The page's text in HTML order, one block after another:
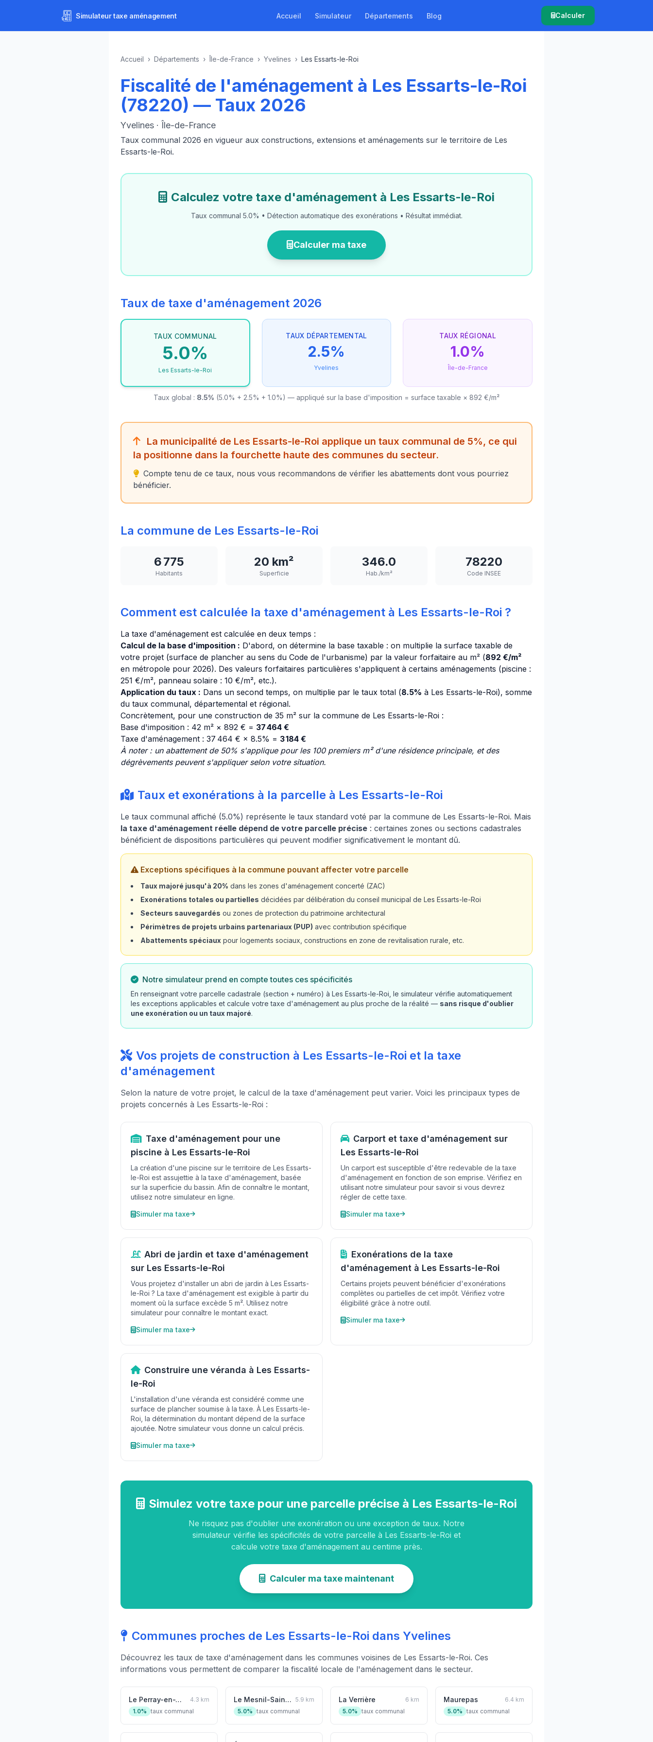
Simulateurtaxe aménagement Accueil Simulateur Départements Blog Calculer
Accueil › Départements › Île-de-France › Yvelines › Les Essarts-le-Roi
Fiscalité de l'aménagement à Les Essarts-le-Roi
(78220) — Taux 2026
Yvelines · Île-de-France
Taux communal 2026 en vigueur aux constructions, extensions et aménagements sur le territoire de Les
Essarts-le-Roi.
Calculez votre taxe d'aménagement à Les Essarts-le-Roi
Taux communal 5.0% • Détection automatique des exonérations • Résultat immédiat.
Calculer ma taxe
Taux de taxe d'aménagement 2026
TAUX COMMUNAL
5.0%
Les Essarts-le-Roi
TAUX DÉPARTEMENTAL
2.5%
Yvelines
TAUX RÉGIONAL
1.0%
Île-de-France
Taux global : 8.5% (5.0% + 2.5% + 1.0%) — appliqué sur la base d'imposition = surface taxable × 892 €/m²
La municipalité de Les Essarts-le-Roi applique un taux communal de 5%, ce qui
la positionne dans la fourchette haute des communes du secteur.
Compte tenu de ce taux, nous vous recommandons de vérifier les abattements dont vous pourriez
bénéficier.
La commune de Les Essarts-le-Roi
6 775
Habitants
20 km²
Superficie
346.0
Hab./km²
78220
Code INSEE
Comment est calculée la taxe d'aménagement à Les Essarts-le-Roi ?
La taxe d'aménagement est calculée en deux temps :
Calcul de la base d'imposition : D'abord, on détermine la base taxable : on multiplie la surface taxable de
votre projet (surface de plancher au sens du Code de l'urbanisme) par la valeur forfaitaire au m² (892 €/m²
en métropole pour 2026). Des valeurs forfaitaires particulières s'appliquent à certains aménagements (piscine :
251 €/m², panneau solaire : 10 €/m², etc.).
Application du taux : Dans un second temps, on multiplie par le taux total (8.5% à Les Essarts-le-Roi), somme
du taux communal, départemental et régional.
Concrètement, pour une construction de 35 m² sur la commune de Les Essarts-le-Roi :
Base d'imposition : 42 m² × 892 € = 37 464 €
Taxe d'aménagement : 37 464 € × 8.5% = 3 184 €
À noter : un abattement de 50% s'applique pour les 100 premiers m² d'une résidence principale, et des
dégrèvements peuvent s'appliquer selon votre situation.
Taux et exonérations à la parcelle à Les Essarts-le-Roi
Le taux communal affiché (5.0%) représente le taux standard voté par la commune de Les Essarts-le-Roi. Mais
la taxe d'aménagement réelle dépend de votre parcelle précise : certaines zones ou sections cadastrales
bénéficient de dispositions particulières qui peuvent modifier significativement le montant dû.
Exceptions spécifiques à la commune pouvant affecter votre parcelle
Taux majoré jusqu'à 20% dans les zones d'aménagement concerté (ZAC)
Exonérations totales ou partielles décidées par délibération du conseil municipal de Les Essarts-le-Roi
Secteurs sauvegardés ou zones de protection du patrimoine architectural
Périmètres de projets urbains partenariaux (PUP) avec contribution spécifique
Abattements spéciaux pour logements sociaux, constructions en zone de revitalisation rurale, etc.
Notre simulateur prend en compte toutes ces spécificités
En renseignant votre parcelle cadastrale (section + numéro) à Les Essarts-le-Roi, le simulateur vérifie automatiquement
les exceptions applicables et calcule votre taxe d'aménagement au plus proche de la réalité — sans risque d'oublier
une exonération ou un taux majoré.
Vos projets de construction à Les Essarts-le-Roi et la taxe
d'aménagement
Selon la nature de votre projet, le calcul de la taxe d'aménagement peut varier. Voici les principaux types de
projets concernés à Les Essarts-le-Roi :
Taxe d'aménagement pour une
piscine à Les Essarts-le-Roi
La création d'une piscine sur le territoire de Les Essarts-
le-Roi est assujettie à la taxe d'aménagement, basée
sur la superficie du bassin. Afin de connaître le montant,
utilisez notre simulateur en ligne.
Simuler ma taxe
Carport et taxe d'aménagement sur
Les Essarts-le-Roi
Un carport est susceptible d'être redevable de la taxe
d'aménagement en fonction de son emprise. Vérifiez en
utilisant notre simulateur pour savoir si vous devrez
régler de cette taxe.
Simuler ma taxe
Abri de jardin et taxe d'aménagement
sur Les Essarts-le-Roi
Vous projetez d'installer un abri de jardin à Les Essarts-
le-Roi ? La taxe d'aménagement est exigible à partir du
moment où la surface excède 5 m². Utilisez notre
simulateur pour connaître le montant exact.
Simuler ma taxe
Exonérations de la taxe
d'aménagement à Les Essarts-le-Roi
Certains projets peuvent bénéficier d'exonérations
complètes ou partielles de cet impôt. Vérifiez votre
éligibilité grâce à notre outil.
Simuler ma taxe
Construire une véranda à Les Essarts-
le-Roi
L'installation d'une véranda est considéré comme une
surface de plancher soumise à la taxe. À Les Essarts-le-
Roi, la détermination du montant dépend de la surface
ajoutée. Notre simulateur vous donne un calcul précis.
Simuler ma taxe
Simulez votre taxe pour une parcelle précise à Les Essarts-le-Roi
Ne risquez pas d'oublier une exonération ou une exception de taux. Notre
simulateur vérifie les spécificités de votre parcelle à Les Essarts-le-Roi et
calcule votre taxe d'aménagement au centime près.
Calculer ma taxe maintenant
Communes proches de Les Essarts-le-Roi dans Yvelines
Découvrez les taux de taxe d'aménagement dans les communes voisines de Les Essarts-le-Roi. Ces
informations vous permettent de comparer la fiscalité locale de l'aménagement dans le secteur.
Le Perray-en-Yvelines
4.3 km
1.0% taux communal
Le Mesnil-Saint-Denis 5.9 km
5.0% taux communal
La Verrière
6 km
5.0% taux communal
Maurepas
6.4 km
5.0% taux communal